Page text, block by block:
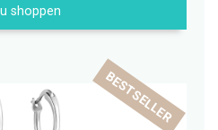
shoppen
BESTSELLER